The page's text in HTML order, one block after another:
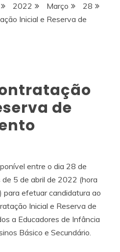
2022 Março
28
Inicial e Reserva de
de
entre o dia 28 de
5 de abril de 2022 (hora
efetuar candidatura ao
Inicial e Reserva de
a Educadores de Infância
Básico e Secundário.